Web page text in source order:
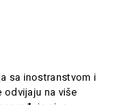
sa inostranstvom i
odvijaju na više